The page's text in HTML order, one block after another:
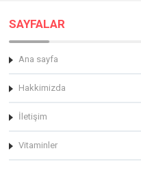
SAYFALAR
Ana sayfa
Hakkimizda
İletişim
Vitaminler